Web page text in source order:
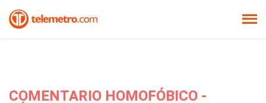
COMENTARIO HOMOFÓBICO -